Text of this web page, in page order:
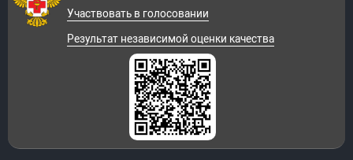
Участвовать в голосовании
Результат независимой оценки качества